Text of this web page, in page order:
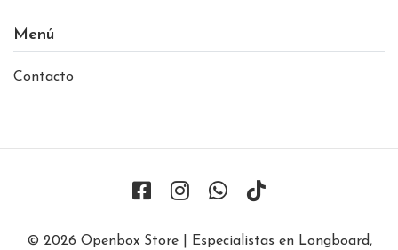
Menú
Contacto
© 2026 Openbox Store | Especialistas en Longboard,